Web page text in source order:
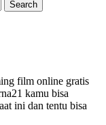
film online gratis
kamu bisa
ini dan tentu bisa